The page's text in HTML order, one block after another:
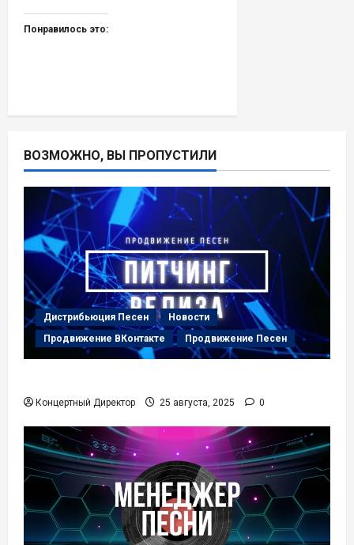
Понравилось это:
ВОЗМОЖНО, ВЫ ПРОПУСТИЛИ
Дистрибьюция Песен
Новости
Продвижение ВКонтакте
Продвижение Песен
Концертный Директор 25 августа, 2025 0